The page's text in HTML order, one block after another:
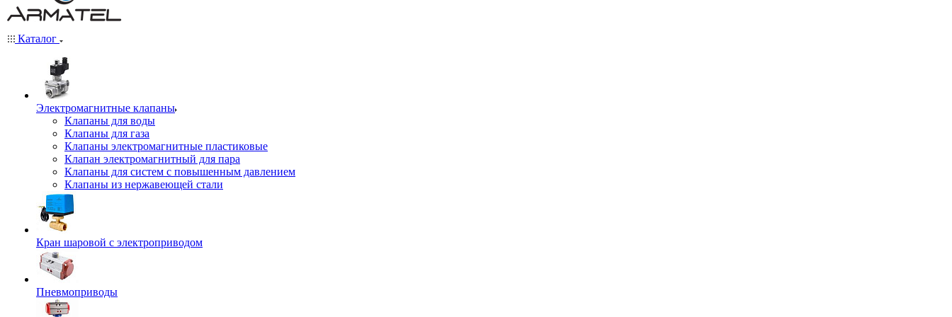
Каталог
Электромагнитные клапаны
Клапаны для воды
Клапаны для газа
Клапаны электромагнитные пластиковые
Клапан электромагнитный для пара
Клапаны для систем с повышенным давлением
Клапаны из нержавеющей стали
Кран шаровой с электроприводом
Пневмоприводы